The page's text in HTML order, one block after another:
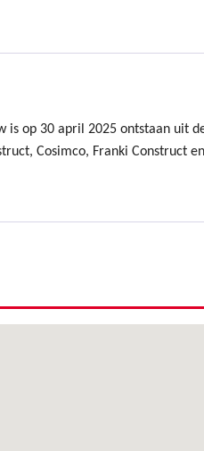
is op 30 april 2025 ontstaan uit
Cosimco, Franki Construct